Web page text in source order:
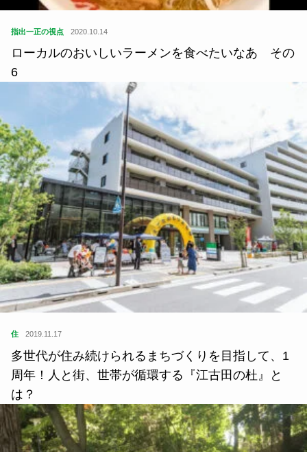
指出一正の視点 2020.10.14
ローカルのおいしいラーメンを食べたいなあ その
6
住 2019.11.17
多世代が住み続けられるまちづくりを目指して、1
周年！人と街、世帯が循環する『江古田の杜』と
は？